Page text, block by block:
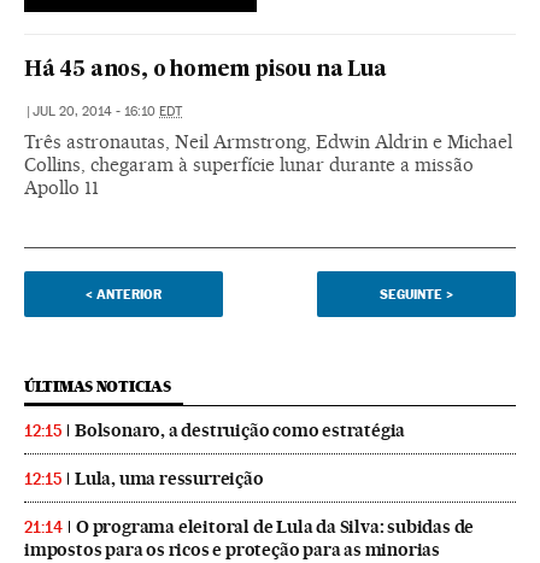
Há 45 anos, o homem pisou na Lua
JUL 20, 2014 - 16:10 EDT
Três astronautas, Neil Armstrong, Edwin Aldrin e Michael
Collins, chegaram à superfície lunar durante a missão
Apollo 11
< ANTERIOR SEGUINTE >
ÚLTIMAS NOTICIAS
12:15 Bolsonaro, a destruição como estratégia
12:15 Lula, uma ressurreição
21:14
O programa eleitoral de Lula da Silva: subidas de
impostos para os ricos e proteção para as minorias